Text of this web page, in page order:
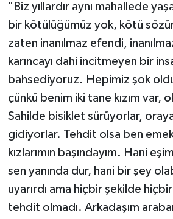
"Biz yıllardır aynı mahallede
bir kötülüğümüz yok, kötü
zaten inanılmaz efendi,
karıncayı dahi incitmeyen bir
bahsediyoruz. Hepimiz şok
çünkü benim iki tane kızım var,
Sahilde bisiklet sürüyorlar,
gidiyorlar. Tehdit olsa ben
kızlarımın başındayım. Hani
sen yanında dur, hani bir şey
uyarırdı ama hiçbir şekilde
tehdit olmadı. Arkadaşım